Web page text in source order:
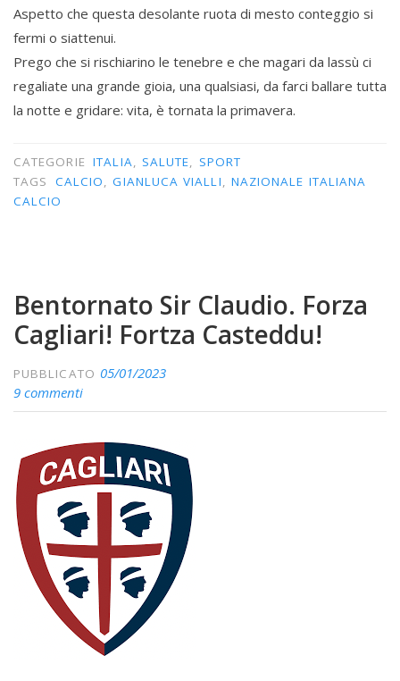
Aspetto che questa desolante ruota di mesto conteggio si
fermi o siattenui.
Prego che si rischiarino le tenebre e che magari da lassù ci
regaliate una grande gioia, una qualsiasi, da farci ballare tutta
la notte e gridare: vita, è tornata la primavera.
CATEGORIE ITALIA, SALUTE, SPORT
TAGS
CALCIO,GIANLUCA VIALLI, NAZIONALE ITALIANA
CALCIO
Bentornato Sir Claudio. Forza
Cagliari! Fortza Casteddu!
PUBBLICATO 05/01/2023
9 commenti